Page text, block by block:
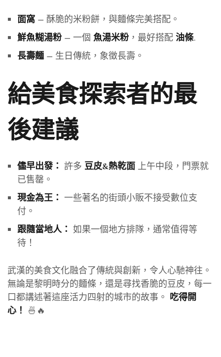
面窩– 酥脆的米粉餅，與麵條完美搭配。
鮮魚糊湯粉– 一個 魚湯米粉，最好搭配 油條.
長壽麵– 生日傳統，象徵長壽。
給美食探索者的最
後建議
儘早出發： 許多 豆皮&熱乾面上午中段，門票就
已售罄。
現金為王： 一些著名的街頭小販不接受數位支
付。
跟隨當地人： 如果一個地方排隊，通常值得等
待！
武漢的美食文化融合了傳統與創新，令人心馳神往。
無論是黎明時分的麵條，還是尋找香脆的豆皮，每一
口都講述著這座活力四射的城市的故事。 吃得開
心！
🍜🔥